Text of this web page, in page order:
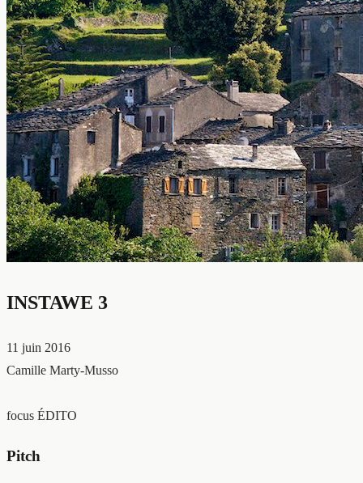
INSTAWE 3
11 juin 2016
Camille Marty-Musso
focus ÉDITO
Pitch